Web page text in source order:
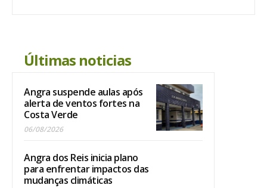
Últimas noticias
Angra suspende aulas após
alerta de ventos fortes na
Costa Verde
06/08/2026
Angra dos Reis inicia plano
para enfrentar impactos das
mudanças climáticas